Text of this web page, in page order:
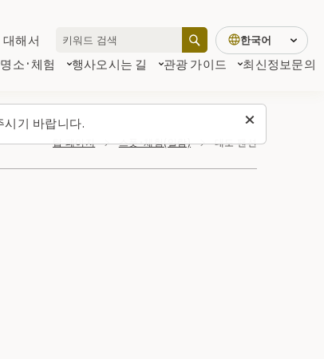
기 바랍니다.
명소·체험 행사오시는 길 관광 가이드 최신정보문의
해서 한국어
탑 페이지 스폿・체험(일람) 대도 팬션